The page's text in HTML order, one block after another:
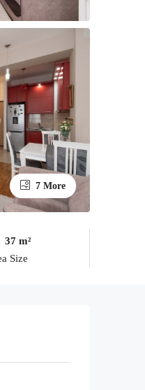
7 More
37 m²
Size